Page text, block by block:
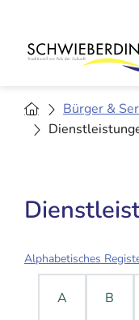
Bürger &
Alphabetisches
A B